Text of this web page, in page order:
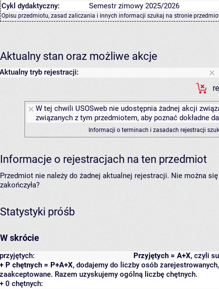
Cykl dydaktyczny: Semestr zimowy 2025/2026
Opisu przedmiotu, zasad zaliczania i innych informacji szukaj na stronie
Aktualny stan oraz możliwe akcje
Aktualny tryb rejestracji:
W tej chwili USOSweb nie udostępnia żadnej akcji
związanych z tym przedmiotem, aby poznać dokładne
Informacji o terminach i zasadach rejestracji
Informacje o rejestracjach na ten przedmiot
Przedmiot nie należy do żadnej aktualnej rejestracji. Nie można
zakończyła?
Statystyki próśb
W skrócie
Przyjętych = A+X, czyli
przyjętych:
+ P chętnych = P+A+X, dodajemy do liczby osób
zaakceptowane. Razem uzyskujemy ogólną liczbę chętnych.
+ 0 chętnych: